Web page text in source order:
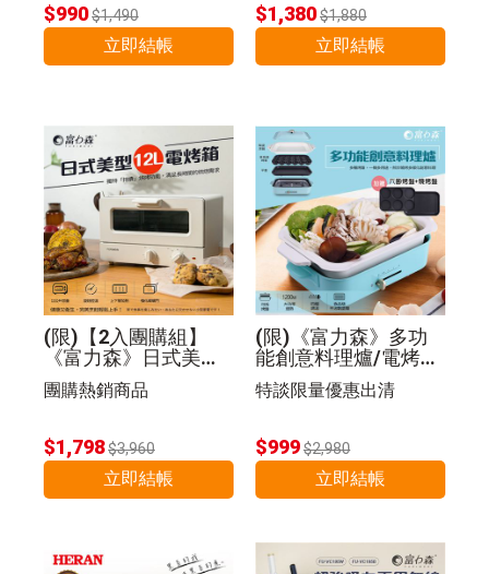
$990$1,490
立即結帳
$1,380$1,880
立即結帳
(限)【2入團購組】
《富力森》日式美型1
2L電烤箱
團購熱銷商品
$1,798$3,960
立即結帳
(限)《富力森》多功
能創意料理爐/電烤盤
(豪華五件組)
特談限量優惠出清
$999$2,980
立即結帳